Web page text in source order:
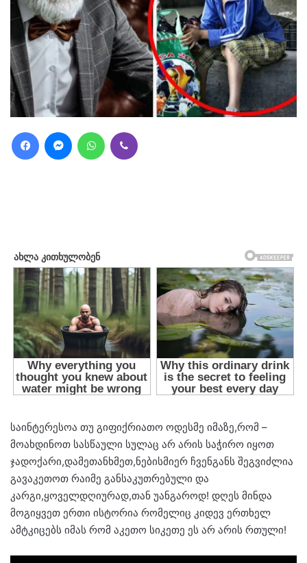
FacebookMessengerWhatsApp
საინტერესოა თუ გიფიქრიათო ოდესმე იმაზე,რომ –
მოახდინოთ სასწაული სულაც არ არის საჭირო იყოთ
ჯადოქარი,დამეთანხმეთ,ნებისმიერ ჩვენგანს შეგვიძლია
გავაკეთოთ რაიმე განსაკუთრებული და
კარგი,ყოველდღიურად,თან უანგაროდ! დღეს მინდა
მოგიყვეთ ერთი ისტორია რომელიც კიდევ ერთხელ
ამტკიცებს იმას რომ აკეთო სიკეთე ეს არ არის რთული!